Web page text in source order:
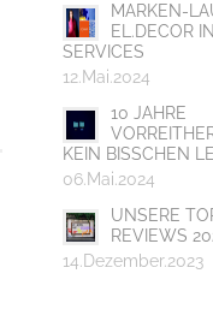
MARKEN-
EL.DECOR
SERVICES
12.Mai.2024
10 JAHRE
KEIN BISSCHEN
06.Mai.2024
UNSERE
REVIEWS
14.Dezember.2023